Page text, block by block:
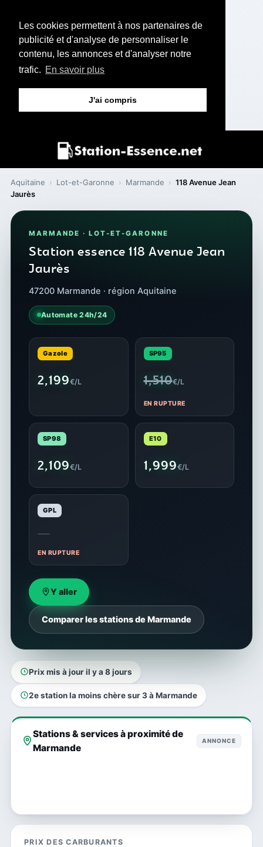
Les cookies permettent à nos partenaires de
publicité et d'analyse de personnaliser le
contenu, les annonces et d'analyser notre
trafic. En savoir plus
J'ai compris
Aquitaine › Lot-et-Garonne › Marmande › 118 Avenue Jean
Jaurès
MARMANDE · LOT-ET-GARONNE
Station essence 118 Avenue Jean
Jaurès
47200 Marmande · région Aquitaine
Automate 24h/24
Gazole
2,199€/L
SP95
1,510€/L
EN RUPTURE
SP98
2,109€/L
E10
1,999€/L
GPL
—
EN RUPTURE
Y aller
Comparer les stations de Marmande
Prix mis à jour il y a 8 jours
2e station la moins chère sur 3 à Marmande
Stations & services à proximité de
Marmande
ANNONCE
PRIX DES CARBURANTS